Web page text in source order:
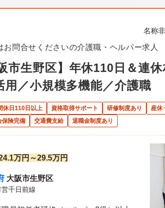
名称
問合せくださいの介護職・ヘルパー求人
市生野区】年休110日＆連
／小規模多機能／介護職
休日110日以上 資格取得サポート 研修制度あり
産休
保険完備 交通費支給 退職金制度あり
万円～29.5万円
大阪市生野区
営千日前線